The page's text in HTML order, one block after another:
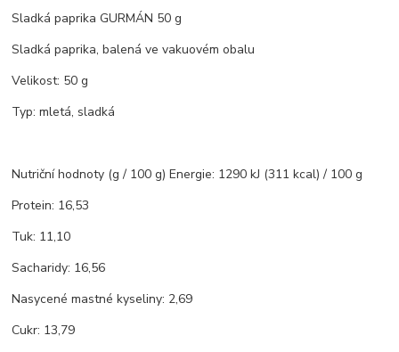
Sladká paprika GURMÁN 50 g
Sladká paprika, balená ve vakuovém obalu
Velikost: 50 g
Typ: mletá, sladká
Nutriční hodnoty (g / 100 g) Energie: 1290 kJ (311 kcal) / 100 g
Protein: 16,53
Tuk: 11,10
Sacharidy: 16,56
Nasycené mastné kyseliny: 2,69
Cukr: 13,79